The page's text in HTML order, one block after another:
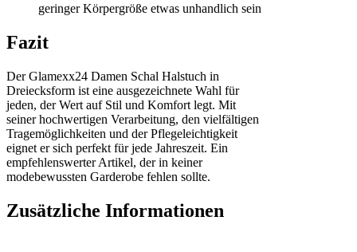
geringer Körpergröße etwas unhandlich sein
Fazit
Der Glamexx24 Damen Schal Halstuch in
Dreiecksform ist eine ausgezeichnete Wahl für
jeden, der Wert auf Stil und Komfort legt. Mit
seiner hochwertigen Verarbeitung, den vielfältigen
Tragemöglichkeiten und der Pflegeleichtigkeit
eignet er sich perfekt für jede Jahreszeit. Ein
empfehlenswerter Artikel, der in keiner
modebewussten Garderobe fehlen sollte.
Zusätzliche Informationen